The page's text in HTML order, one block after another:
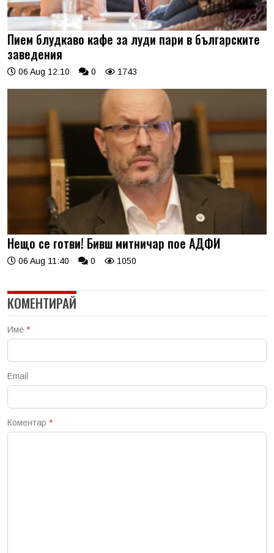
Пием блудкаво кафе за луди пари в българските
заведения
06 Aug 12:10 0 1743
Нещо се готви! Бивш митничар пое АДФИ
06 Aug 11:40 0 1050
КОМЕНТИРАЙ
Име *
Email
Коментар *